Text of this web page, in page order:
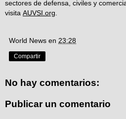
sectores de defensa, civiles y
visita AUVSI.org
World News en 23:28
Compartir
No hay comentarios:
Publicar un comentario